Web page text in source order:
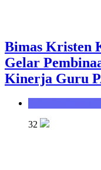
Bimas Kristen
Gelar
Kinerja Guru
32